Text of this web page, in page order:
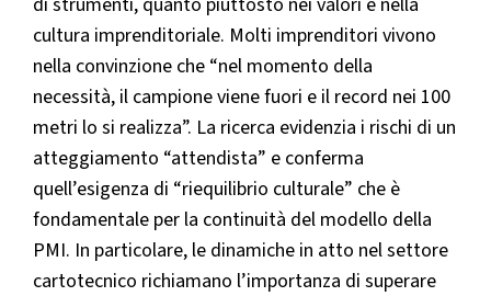
cultura imprenditoriale. Molti imprenditori vivono
nella convinzione che “nel momento della
necessità, il campione viene fuori e il record nei 100
metri lo si realizza”. La ricerca evidenzia i rischi di un
atteggiamento “attendista” e conferma
quell’esigenza di “riequilibrio culturale” che è
fondamentale per la continuità del modello della
PMI. In particolare, le dinamiche in atto nel settore
cartotecnico richiamano l’importanza di superare